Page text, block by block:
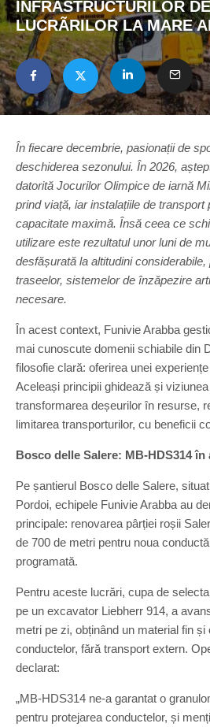
INFRASTRUCTURILOR
LUCRÃRILOR LA MARE
În fiecare decembrie, pasionații de
deschiderea sezonului. În 2026,
datorită Jocurilor Olimpice de iarnă
prind viață, iar instalațiile de transport
capacitate maximă. Însă ceea ce
utilizare este rezultatul unor luni de
desfășurată la altitudini considerabile,
traseelor, sistemelor de înzăpezire
necesare.
În acest context, Funivie Arabba
mai cunoscute domenii schiabile din
filosofie clară: oferirea unei
Aceleași principii ghidează și
transformarea deșeurilor în resurse,
limitarea transporturilor, cu beneficii
Bosco delle Salere: MB-HDS314 în
Pe șantierul Bosco delle Salere,
Pordoi, echipele Funivie Arabba au
principale: renovarea pârției roșii
de 700 de metri pentru noua
programată.
Pentru aceste lucrări, cupa de
pe un excavator Liebherr 914, a
metri pe zi, obținând un material fin și
conductelor, fără transport extern.
declarat:
„MB-HDS314 ne-a garantat o
pentru protejarea conductelor, și